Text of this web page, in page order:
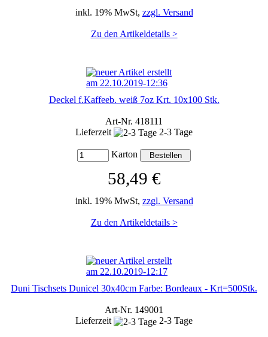
inkl. 19% MwSt, zzgl. Versand
Zu den Artikeldetails >
Deckel f.Kaffeeb. weiß 7oz Krt. 10x100 Stk.
Art-Nr. 418111
Lieferzeit
2-3 Tage
Karton
58,49 €
inkl. 19% MwSt, zzgl. Versand
Zu den Artikeldetails >
Duni Tischsets Dunicel 30x40cm Farbe: Bordeaux - Krt=500Stk.
Art-Nr. 149001
Lieferzeit
2-3 Tage